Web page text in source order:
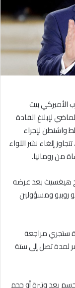
الأميركي بيت
لإبلاغ القادة
واشنطن لإجراء
إلغاء نشر اللواء
من رومانيا.
هيغسيث بعد عرضه
روبيو ومسؤولين
ستجري مراجعة
لمدة تصل إلى ستة
بعد وتيرة أو حجم